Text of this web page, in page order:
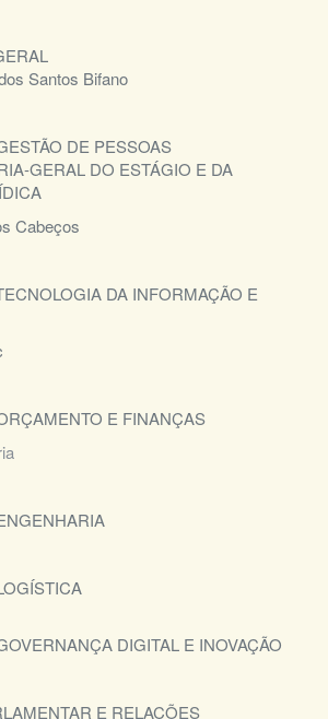
Santos Bifano
DE PESSOAS
GERAL DO ESTÁGIO E DA
Cabeços
DA INFORMAÇÃO E
E FINANÇAS
DIGITAL E INOVAÇÃO
E RELAÇÕES